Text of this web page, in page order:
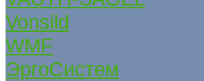
Vonsild
WMF
ЭргоСистем